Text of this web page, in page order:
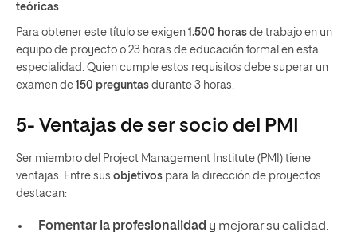
teóricas.
Para obtener este título se exigen 1.500 horas de trabajo en un
equipo de proyecto o 23 horas de educación formal en esta
especialidad. Quien cumple estos requisitos debe superar un
examen de 150 preguntas durante 3 horas.
5- Ventajas de ser socio del PMI
Ser miembro del Project Management Institute (PMI) tiene
ventajas. Entre sus objetivos para la dirección de proyectos
destacan:
Fomentar la profesionalidad y mejorar su calidad.